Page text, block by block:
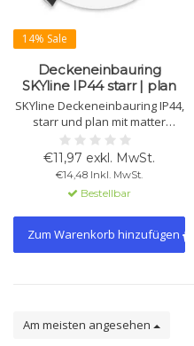
14% Sale
Deckeneinbauring
SKYline IP44 starr | plan
SKYline Deckeneinbauring IP44,
starr und plan mit matter
Oberfläche (weiß oder
schwarz). Aluminium mit
Schutzglas und Dichtung. Für
MR16-Leuchtmittel geeignet, für
geschlossene Feuchtraum-
Decken.
€11,97 exkl. MwSt.
€14,48 Inkl. MwSt.
Bestellbar
Zum Warenkorb hinzufügen
Am meisten angesehen